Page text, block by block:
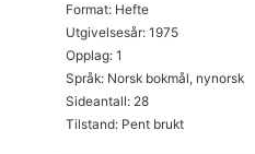
Format: Hefte
Utgivelsesår: 1975
Opplag: 1
Språk: Norsk bokmål, nynorsk
Sideantall: 28
Tilstand: Pent brukt